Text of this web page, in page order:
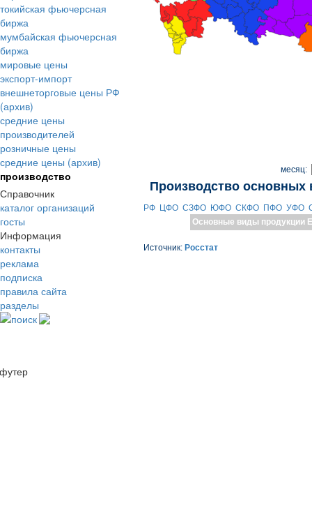
токийская фьючерсная
биржа
мумбайская фьючерсная
биржа
мировые цены
экспорт-импорт
внешнеторговые цены РФ
(архив)
средние цены
производителей
розничные цены
средние цены (архив)
производство
Справочник
каталог организаций
госты
Информация
контакты
реклама
подписка
правила сайта
разделы
поиск
месяц:
Производство основных
РФ ЦФО СЗФО ЮФО СКФО ПФО УФО
Основные виды продукции
Источник: Росстат
футер